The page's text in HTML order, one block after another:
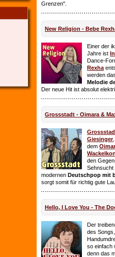
Grenzen".
New Religion - Bebe
Einer der
Jahre ist
Dance-
Rexha
werden
Melodie
Der neue Hit ist absolut
Grossstadt - Oimara &
Giesinger
dem
den
Sehnsucht
modernen Deutschpop mit
sorgt somit für richtig gute
Hello, I Love You - The
Der
des
so einfach
denn das